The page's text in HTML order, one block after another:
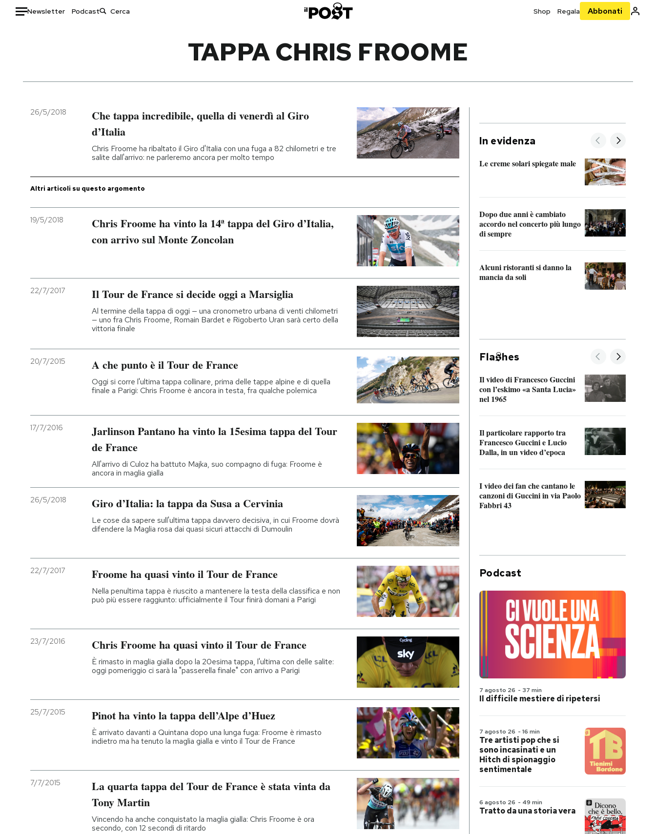
Newsletter Podcast Shop Regala Abbonati
Italia
Politica
Moda
Storie/Idee
Ok Boomer!
Media
CALENDARIO
TAPPA CHRIS FROOME
26/5/2018
Che tappa incredibile, quella di venerdì al Giro
d’Italia
Chris Froome ha ribaltato il Giro d'Italia con una fuga a 82 chilometri e tre
salite dall'arrivo: ne parleremo ancora per molto tempo
Altri articoli su questo argomento
19/5/2018
Chris Froome ha vinto la 14ª tappa del Giro d’Italia,
con arrivo sul Monte Zoncolan
22/7/2017 Il Tour de France si decide oggi a Marsiglia
Al termine della tappa di oggi — una cronometro urbana di venti chilometri
— uno fra Chris Froome, Romain Bardet e Rigoberto Uran sarà certo della
vittoria finale
20/7/2015 A che punto è il Tour de France
Oggi si corre l'ultima tappa collinare, prima delle tappe alpine e di quella
finale a Parigi: Chris Froome è ancora in testa, fra qualche polemica
17/7/2016
Jarlinson Pantano ha vinto la 15esima tappa del Tour
de France
All'arrivo di Culoz ha battuto Majka, suo compagno di fuga: Froome è
ancora in maglia gialla
26/5/2018 Giro d’Italia: la tappa da Susa a Cervinia
Le cose da sapere sull'ultima tappa davvero decisiva, in cui Froome dovrà
difendere la Maglia rosa dai quasi sicuri attacchi di Dumoulin
22/7/2017 Froome ha quasi vinto il Tour de France
Nella penultima tappa è riuscito a mantenere la testa della classifica e non
può più essere raggiunto: ufficialmente il Tour finirà domani a Parigi
23/7/2016 Chris Froome ha quasi vinto il Tour de France
È rimasto in maglia gialla dopo la 20esima tappa, l'ultima con delle salite:
oggi pomeriggio ci sarà la "passerella finale" con arrivo a Parigi
25/7/2015 Pinot ha vinto la tappa dell’Alpe d’Huez
È arrivato davanti a Quintana dopo una lunga fuga: Froome è rimasto
indietro ma ha tenuto la maglia gialla e vinto il Tour de France
7/7/2015
La quarta tappa del Tour de France è stata vinta da
Tony Martin
Vincendo ha anche conquistato la maglia gialla: Chris Froome è ora
secondo, con 12 secondi di ritardo
In evidenza
Le creme solari spiegate male
Dopo due anni è cambiato
accordo nel concerto più lungo
di sempre
Alcuni ristoranti si danno la
mancia da soli
Fla hes
Il video di Francesco Guccini
con l’eskimo «a Santa Lucia»
nel 1965
Il particolare rapporto tra
Francesco Guccini e Lucio
Dalla, in un video d’epoca
I video dei fan che cantano le
canzoni di Guccini in via Paolo
Fabbri 43
Podcast
7 agosto 26 - 37 min
Il difficile mestiere di ripetersi
7 agosto 26 - 16 min
Tre artisti pop che si
sono incasinati e un
Hitch di spionaggio
sentimentale
6 agosto 26 - 49 min
Tratto da una storia vera